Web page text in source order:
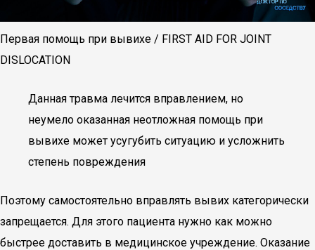
Первая помощь при вывихе / FIRST AID FOR JOINT
DISLOCATION
Данная травма лечится вправлением, но
неумело оказанная неотложная помощь при
вывихе может усугубить ситуацию и усложнить
степень повреждения
Поэтому самостоятельно вправлять вывих категорически
запрещается. Для этого пациента нужно как можно
быстрее доставить в медицинское учреждение. Оказание